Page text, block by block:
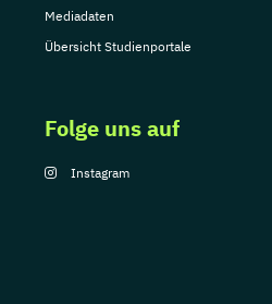
Mediadaten
Übersicht Studienportale
Folge uns auf
Instagram